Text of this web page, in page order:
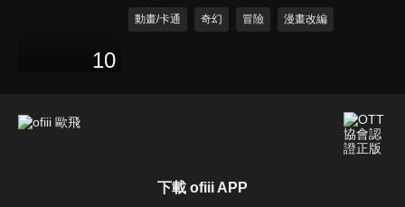
10
動畫/卡通
奇幻 冒險 漫畫改編
下載 ofiii APP